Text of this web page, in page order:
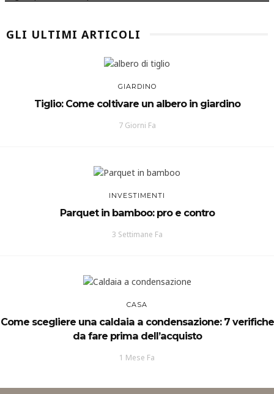
GLI ULTIMI ARTICOLI
GIARDINO
Tiglio: Come coltivare un albero in giardino
7 Giorni Fa
INVESTIMENTI
Parquet in bamboo: pro e contro
3 Settimane Fa
CASA
Come scegliere una caldaia a condensazione: 7 verifiche
da fare prima dell’acquisto
1 Mese Fa